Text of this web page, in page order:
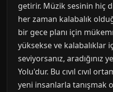
getirir. Müzik sesinin hiç
her zaman kalabalık
bir gece planı için
yüksekse ve kalabalıklar
seviyorsanız, aradığınız
Yolu'dur. Bu cıvıl cıvıl
yeni insanlarla tanışmak